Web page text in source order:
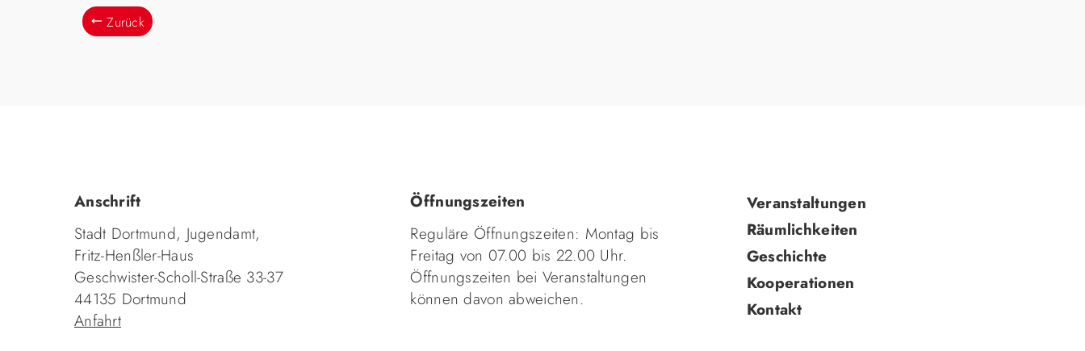
Zurück
Anschrift
Stadt Dortmund, Jugendamt,
Fritz-Henßler-Haus
Geschwister-Scholl-Straße 33-37
44135 Dortmund
Anfahrt
Öffnungszeiten
Reguläre Öffnungszeiten: Montag bis
Freitag von 07.00 bis 22.00 Uhr.
Öffnungszeiten bei Veranstaltungen
können davon abweichen.
Navigation
überspringen
Veranstaltungen
Räumlichkeiten
Geschichte
Kooperationen
Kontakt